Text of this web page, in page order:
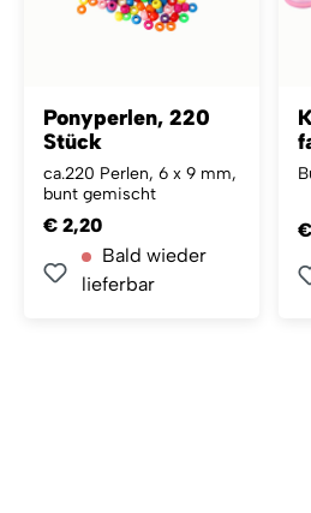
Ponyperlen, 220
Stück
ca.220 Perlen, 6 x 9 mm,
bunt gemischt
€ 2,20
Bald wieder
lieferbar